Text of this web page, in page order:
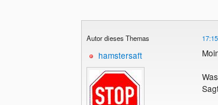
Autor dieses Themas
hamstersaft